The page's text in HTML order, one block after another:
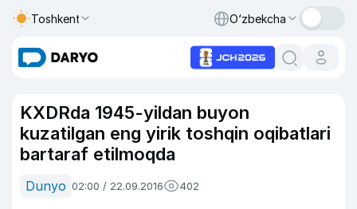
Toshkent O‘zbekcha
KXDRda 1945-yildan buyon
kuzatilgan eng yirik toshqin oqibatlari
bartaraf etilmoqda
Dunyo 02:00 / 22.09.2016 402